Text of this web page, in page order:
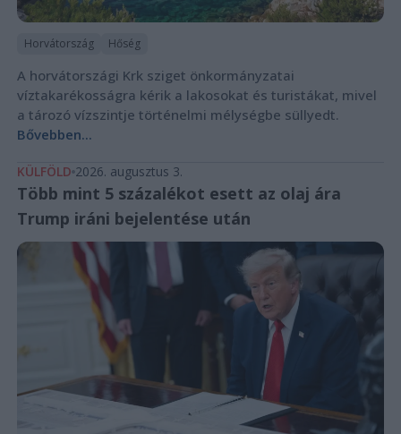
Horvátország Hőség
A horvátországi Krk sziget önkormányzatai
víztakarékosságra kérik a lakosokat és turistákat, mivel
a tározó vízszintje történelmi mélységbe süllyedt.
Bővebben...
KÜLFÖLD 2026. augusztus 3.
Több mint 5 százalékot esett az olaj ára
Trump iráni bejelentése után